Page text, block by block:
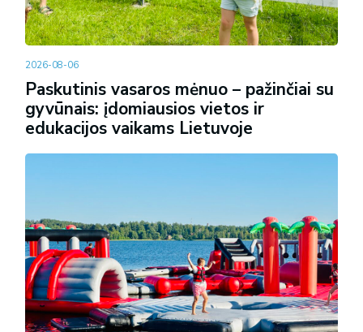
2026-08-06
Paskutinis vasaros mėnuo – pažinčiai su
gyvūnais: įdomiausios vietos ir
edukacijos vaikams Lietuvoje